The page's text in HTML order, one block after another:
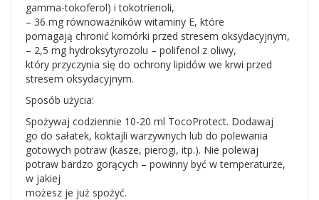
gamma-tokoferol) i tokotrienoli,
– 36 mg równoważników witaminy E, które
pomagają chronić komórki przed stresem oksydacyjnym,
– 2,5 mg hydroksytyrozolu – polifenol z oliwy,
który przyczynia się do ochrony lipidów we krwi przed
stresem oksydacyjnym.
Sposób użycia:
Spożywaj codziennie 10-20 ml TocoProtect. Dodawaj
go do sałatek, koktajli warzywnych lub do polewania
gotowych potraw (kasze, pierogi, itp.). Nie polewaj
potraw bardzo gorących – powinny być w temperaturze,
w jakiej
możesz je już spożyć.